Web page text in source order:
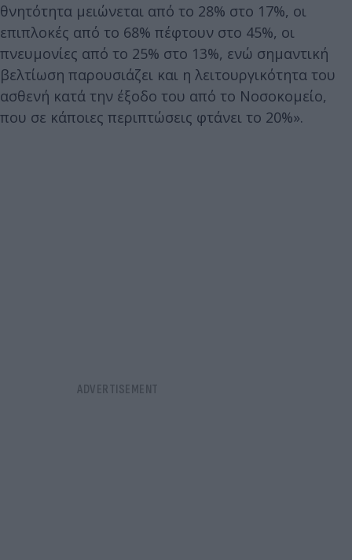
θνητότητα μειώνεται από το 28% στο 17%, οι
επιπλοκές από το 68% πέφτουν στο 45%, οι
πνευμονίες από το 25% στο 13%, ενώ σημαντική
βελτίωση παρουσιάζει και η λειτουργικότητα του
ασθενή κατά την έξοδο του από το Νοσοκομείο,
που σε κάποιες περιπτώσεις φτάνει το 20%».